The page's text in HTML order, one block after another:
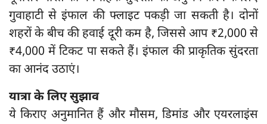
गुवाहाटी से इंफाल की फ्लाइट पकड़ी जा सकती है। दोनों
शहरों के बीच की हवाई दूरी कम है, जिससे आप ₹2,000 से
₹4,000 में टिकट पा सकते हैं। इंफाल की प्राकृतिक सुंदरता
का आनंद उठाएं।
यात्रा के लिए सुझाव
ये किराए अनुमानित हैं और मौसम, डिमांड और एयरलाइंस